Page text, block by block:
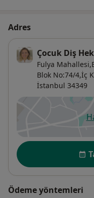
Adres
Çocuk Diş
Fulya
Blok No:74/4,İç
İstanbul 34349
Uygunluk
Ödeme yöntemleri